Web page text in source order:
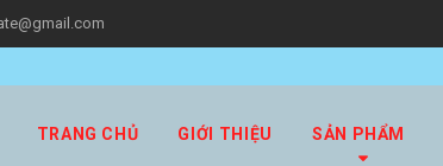
TRANG CHỦ GIỚI THIỆU SẢN PHẨM